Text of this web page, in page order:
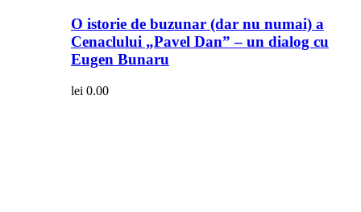
O istorie de buzunar (dar nu numai) a
Cenaclului „Pavel Dan” – un dialog cu
Eugen Bunaru
lei 0.00